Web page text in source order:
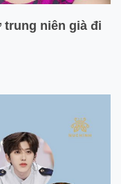
trung niên già đi